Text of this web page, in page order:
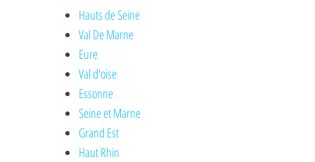
Hauts de Seine
Val De Marne
Eure
Val d'oise
Essonne
Seine et Marne
Grand Est
Haut Rhin